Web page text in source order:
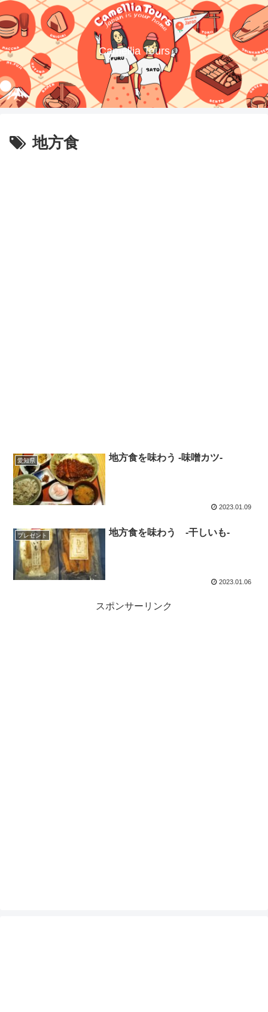
Camellia Tours
地方食
愛知県 地方食を味わう -味噌カツ-
2023.01.09
プレゼント 地方食を味わう -干しいも-
2023.01.06
スポンサーリンク